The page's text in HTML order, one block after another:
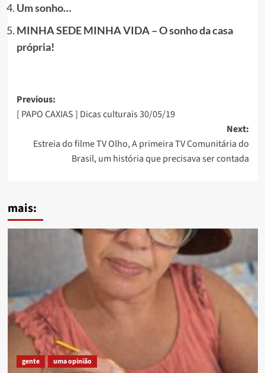
Um sonho…
MINHA SEDE MINHA VIDA – O sonho da casa
própria!
Post
navigation
Previous:
[ PAPO CAXIAS ] Dicas culturais 30/05/19
Next:
Estreia do filme TV Olho, A primeira TV Comunitária do
Brasil, um história que precisava ser contada
mais:
gente uma opinião